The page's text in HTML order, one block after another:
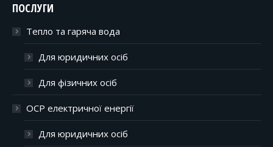
ПОСЛУГИ
Тепло та гаряча вода
Для юридичних осіб
Для фізичних осіб
ОСР електричної енергії
Для юридичних осіб